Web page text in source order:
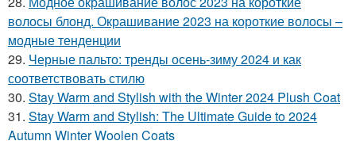
волосы блонд. Окрашивание 2023 на короткие волосы –
модные тенденции
29. Черные пальто: тренды осень-зиму 2024 и как
соответствовать стилю
30. Stay Warm and Stylish with the Winter 2024 Plush Coat
31. Stay Warm and Stylish: The Ultimate Guide to 2024
Autumn Winter Woolen Coats